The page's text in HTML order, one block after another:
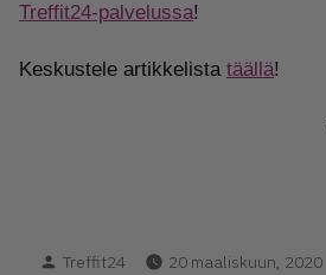
Treffit24-palvelussa!
Keskustele artikkelista täällä!
Kirjoittanut
Treffit24 20 maaliskuun, 2020